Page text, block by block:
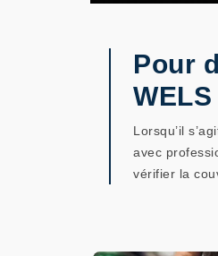
Pour
Lorsqu’il
avec
vérifier la